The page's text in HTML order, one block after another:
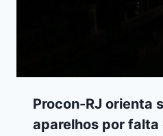
Procon-RJ orienta
aparelhos por falta